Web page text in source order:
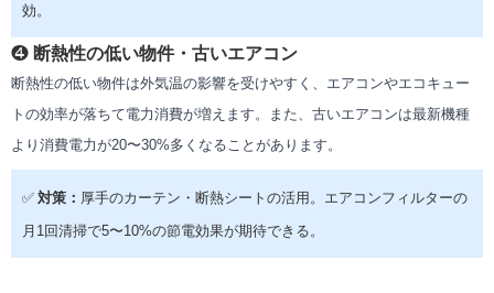
効。
❹ 断熱性の低い物件・古いエアコン
断熱性の低い物件は外気温の影響を受けやすく、エアコンやエコキュー
トの効率が落ちて電力消費が増えます。また、古いエアコンは最新機種
より消費電力が20〜30%多くなることがあります。
✅ 対策： 厚手のカーテン・断熱シートの活用。エアコンフィルターの
月1回清掃で5〜10%の節電効果が期待できる。